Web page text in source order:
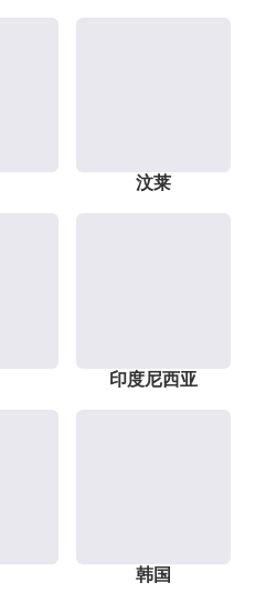
汶莱
印度尼西亚
韩国